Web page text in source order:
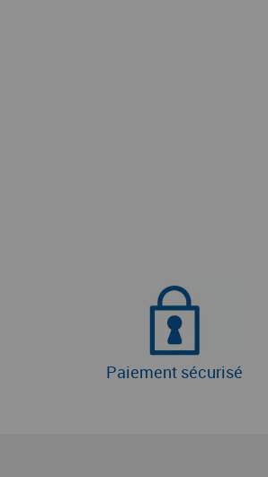
Paiement sécurisé